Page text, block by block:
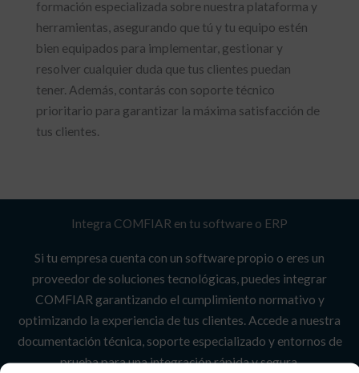
formación especializada sobre nuestra plataforma y
herramientas, asegurando que tú y tu equipo estén
bien equipados para implementar, gestionar y
resolver cualquier duda que tus clientes puedan
tener. Además, contarás con soporte técnico
prioritario para garantizar la máxima satisfacción de
tus clientes.
Integra COMFIAR en tu software o ERP
Si tu empresa cuenta con un software propio o eres un
proveedor de soluciones tecnológicas, puedes integrar
COMFIAR garantizando el cumplimiento normativo y
optimizando la experiencia de tus clientes. Accede a nuestra
documentación técnica, soporte especializado y entornos de
prueba para una integración rápida y segura.